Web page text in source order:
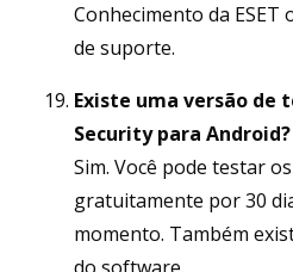
Conhecimento da
de suporte.
Existe uma versão de
Security para Android?
Sim. Você pode testar
gratuitamente por 30
momento. Também